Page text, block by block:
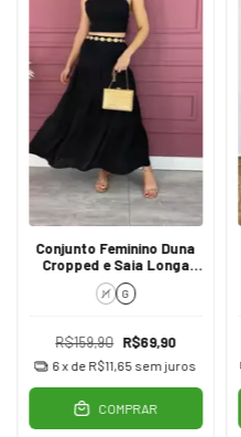
Conjunto Feminino Duna
Cropped e Saia Longa
Preto
M G
R$159,90 R$69,90
6x de R$11,65 sem juros
COMPRAR